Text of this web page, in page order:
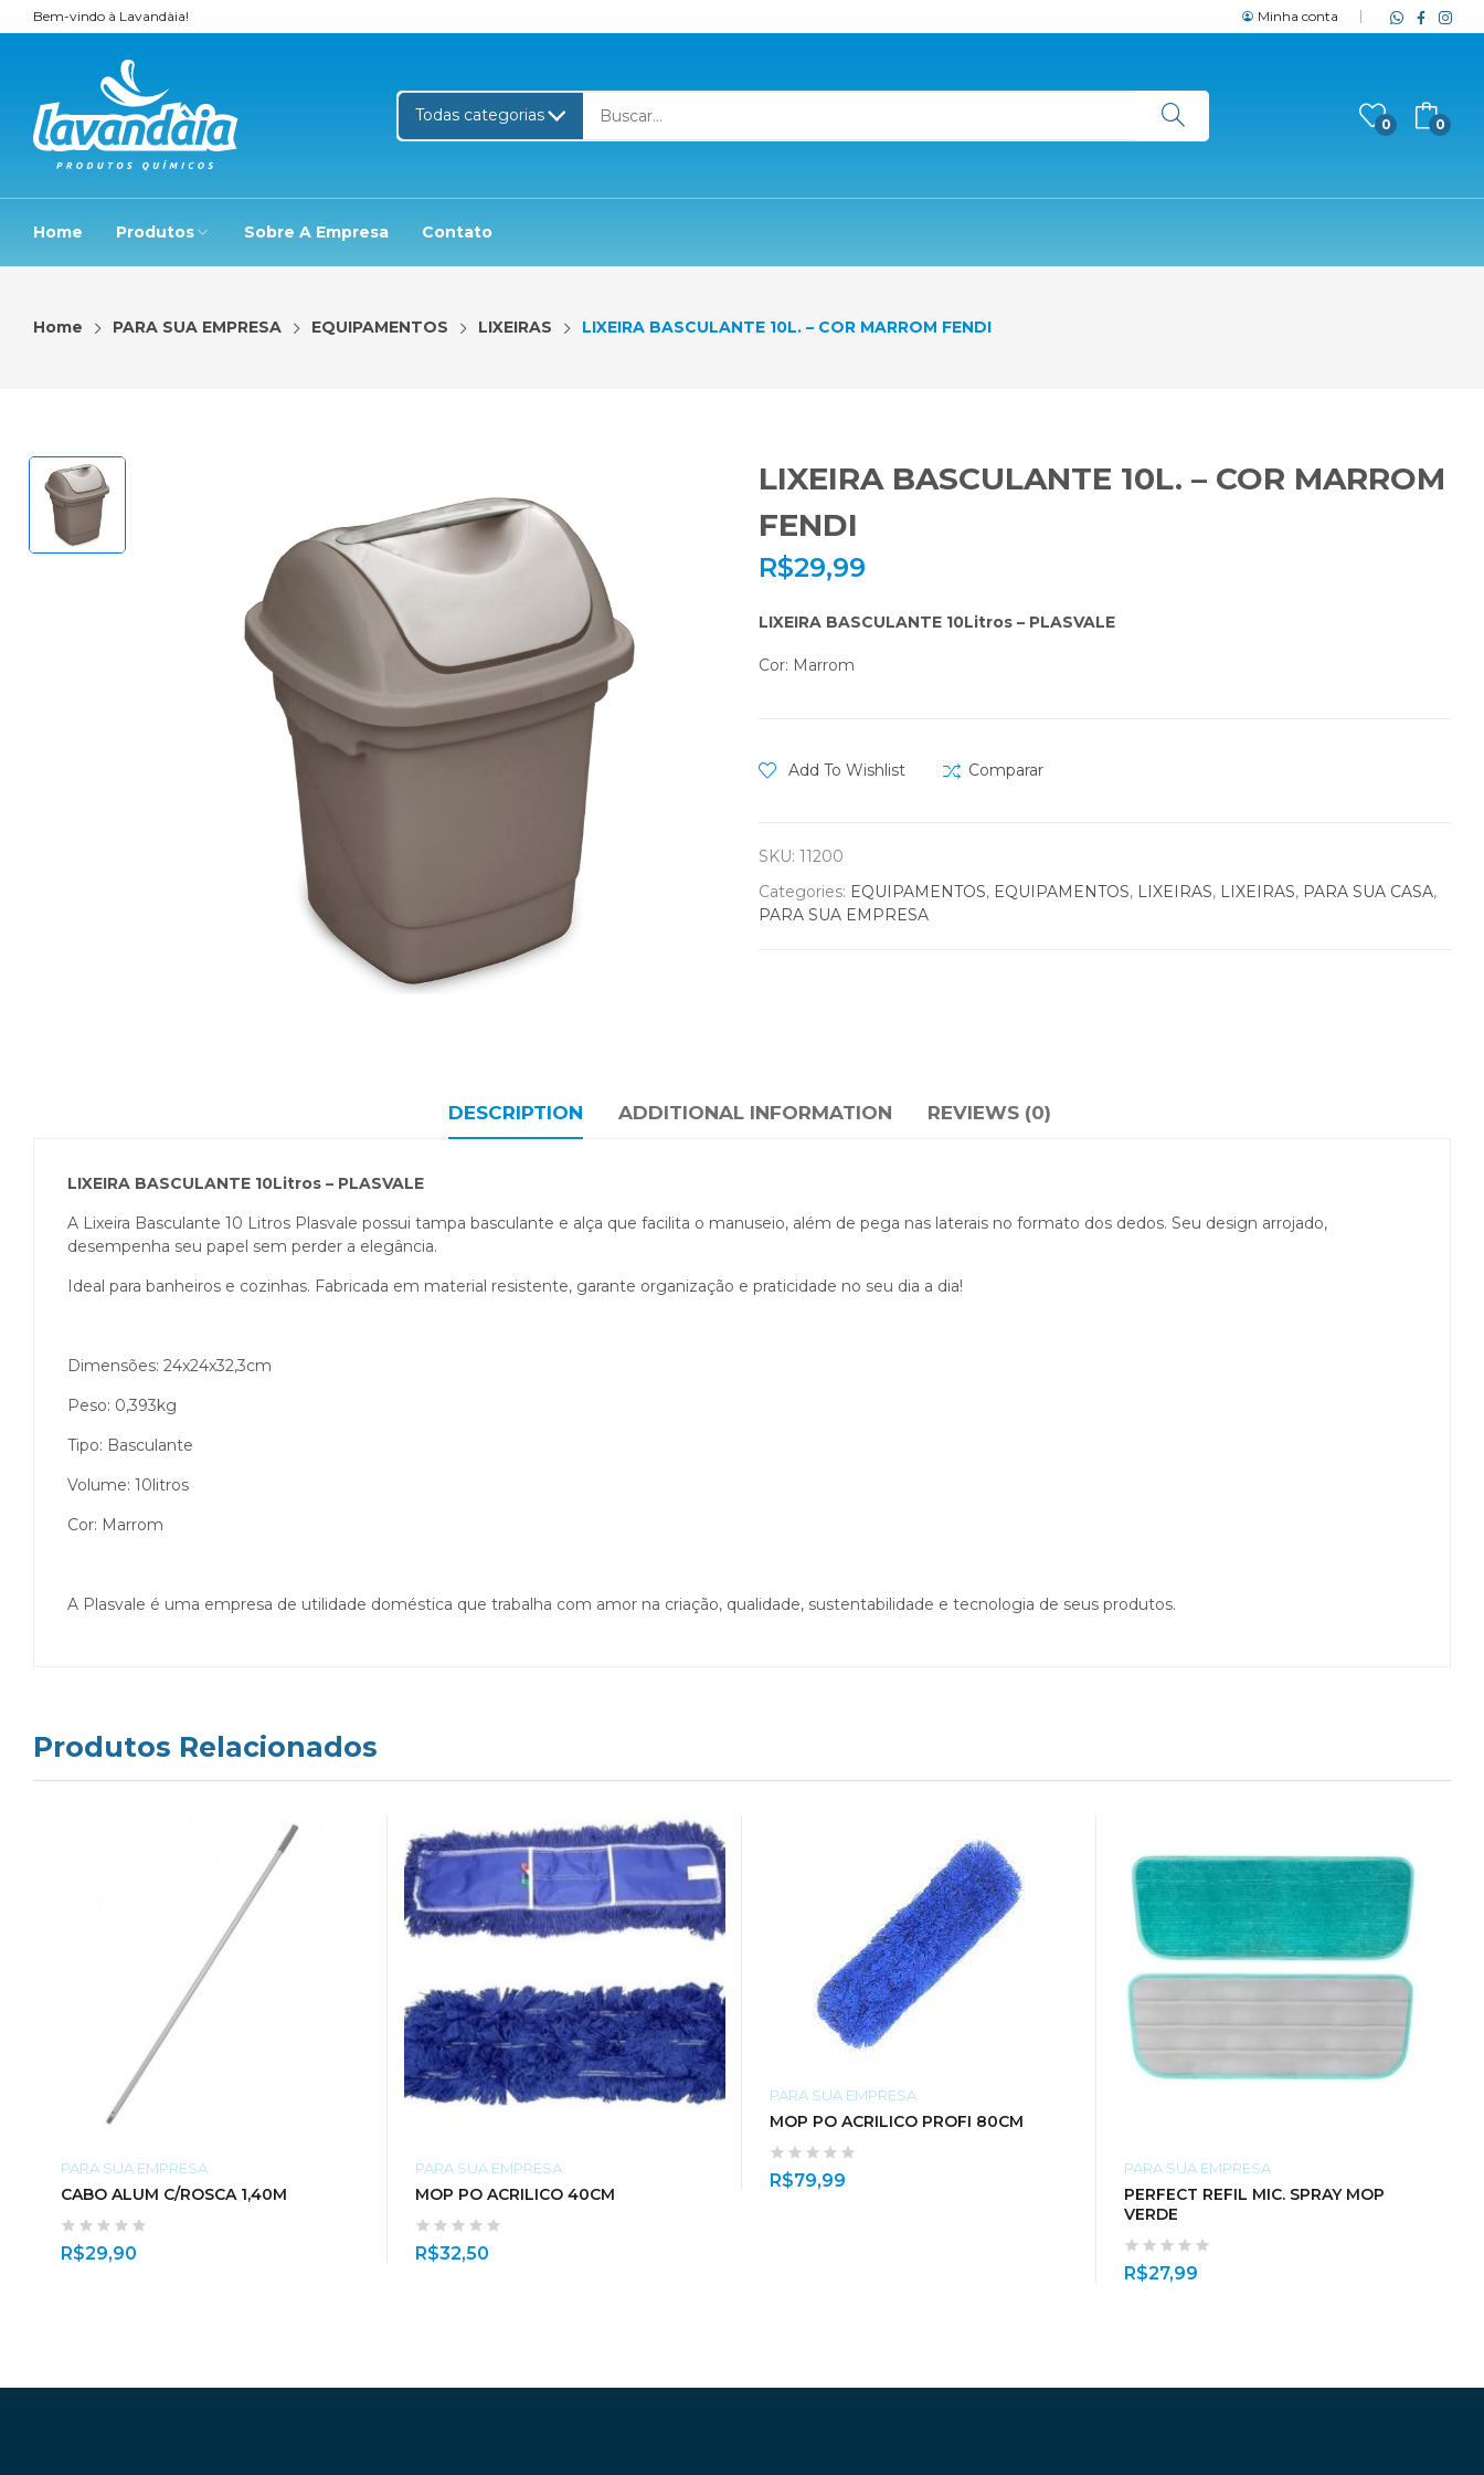
Bem-vindo à Lavandàia! Minha conta
0 0
Home Produtos Sobre A Empresa Contato
Home PARA SUA EMPRESA EQUIPAMENTOS LIXEIRAS LIXEIRA BASCULANTE 10L. – COR MARROM FENDI
LIXEIRA BASCULANTE 10L. – COR MARROM
FENDI
R$29,99
LIXEIRA BASCULANTE 10Litros – PLASVALE
Cor: Marrom
Add To Wishlist Comparar
SKU: 11200
Categories: EQUIPAMENTOS, EQUIPAMENTOS, LIXEIRAS, LIXEIRAS, PARA SUA CASA,
PARA SUA EMPRESA
DESCRIPTION ADDITIONAL INFORMATION REVIEWS (0)
LIXEIRA BASCULANTE 10Litros – PLASVALE
A Lixeira Basculante 10 Litros Plasvale possui tampa basculante e alça que facilita o manuseio, além de pega nas laterais no formato dos dedos. Seu design arrojado,
desempenha seu papel sem perder a elegância.
Ideal para banheiros e cozinhas. Fabricada em material resistente, garante organização e praticidade no seu dia a dia!
Dimensões: 24x24x32,3cm
Peso: 0,393kg
Tipo: Basculante
Volume: 10litros
Cor: Marrom
A Plasvale é uma empresa de utilidade doméstica que trabalha com amor na criação, qualidade, sustentabilidade e tecnologia de seus produtos.
Produtos Relacionados
PARA SUA EMPRESA
CABO ALUM C/ROSCA 1,40M
R$29,90
PARA SUA EMPRESA
MOP PO ACRILICO 40CM
R$32,50
PARA SUA EMPRESA
MOP PO ACRILICO PROFI 80CM
R$79,99
PARA SUA EMPRESA
PERFECT REFIL MIC. SPRAY MOP
VERDE
R$27,99